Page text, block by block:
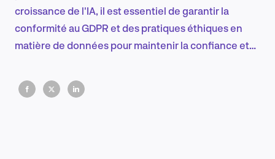
FR
croissance de l'IA, il est essentiel de garantir la
conformité au GDPR et des pratiques éthiques en
matière de données pour maintenir la confiance et